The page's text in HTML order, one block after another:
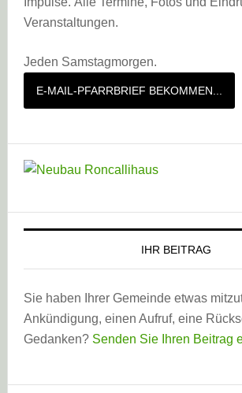
Veranstaltungen.
Jeden Samstagmorgen.
E-MAIL-PFARRBRIEF BEKOMMEN...
IHR BEITRAG
Sie haben Ihrer Gemeinde etwas
Ankündigung, einen Aufruf, eine
Gedanken? Senden Sie Ihren Beitrag